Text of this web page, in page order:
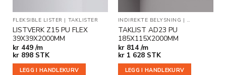
FLEKSIBLE LISTER | TAKLISTER
LISTVERK Z15 PU FLEX
39X39X2000MM
kr449 /m
kr898 STK
LEGG I HANDLEKURV
INDIREKTE BELYSNING | TAKLISTER
TAKLIST AD23 PU
185X115X2000MM
kr814 /m
kr1 628 STK
LEGG I HANDLEKURV